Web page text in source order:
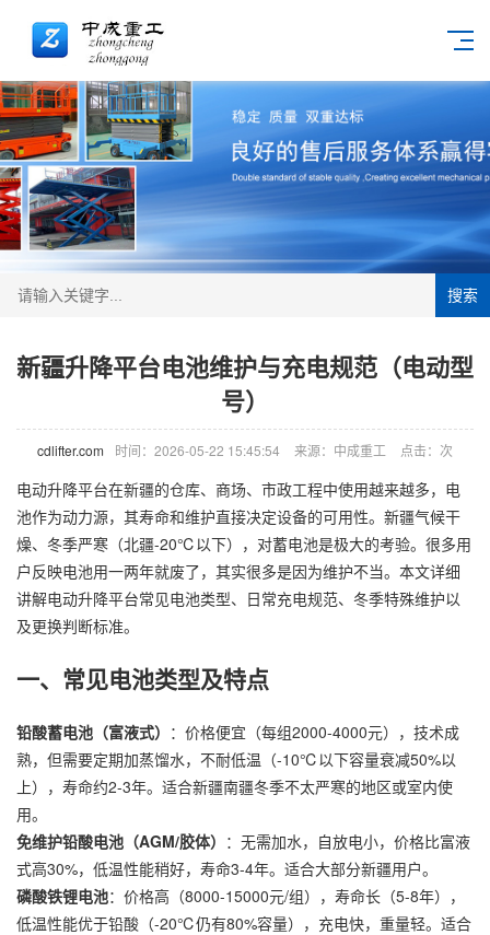
搜索
新疆升降平台电池维护与充电规范（电动型
号）
cdlifter.com 时间：2026-05-22 15:45:54 来源：中成重工 点击： 次
电动升降平台在新疆的仓库、商场、市政工程中使用越来越多，电
池作为动力源，其寿命和维护直接决定设备的可用性。新疆气候干
燥、冬季严寒（北疆-20℃以下），对蓄电池是极大的考验。很多用
户反映电池用一两年就废了，其实很多是因为维护不当。本文详细
讲解电动升降平台常见电池类型、日常充电规范、冬季特殊维护以
及更换判断标准。
一、常见电池类型及特点
铅酸蓄电池（富液式） ：价格便宜（每组2000-4000元），技术成
熟，但需要定期加蒸馏水，不耐低温（-10℃以下容量衰减50%以
上），寿命约2-3年。适合新疆南疆冬季不太严寒的地区或室内使
用。
免维护铅酸电池（AGM/胶体） ：无需加水，自放电小，价格比富液
式高30%，低温性能稍好，寿命3-4年。适合大部分新疆用户。
磷酸铁锂电池：价格高（8000-15000元/组），寿命长（5-8年），
低温性能优于铅酸（-20℃仍有80%容量），充电快，重量轻。适合